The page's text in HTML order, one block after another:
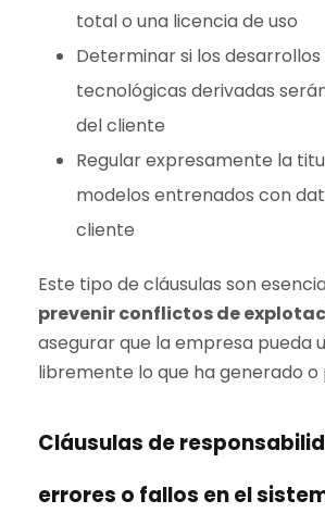
total o una licencia de uso
Determinar si los
tecnológicas derivadas
del cliente
Regular expresamente la
modelos entrenados con
cliente
Este tipo de cláusulas son
prevenir conflictos de
asegurar que la empresa pueda
libremente lo que ha generado o
Cláusulas de
errores o fallos en el